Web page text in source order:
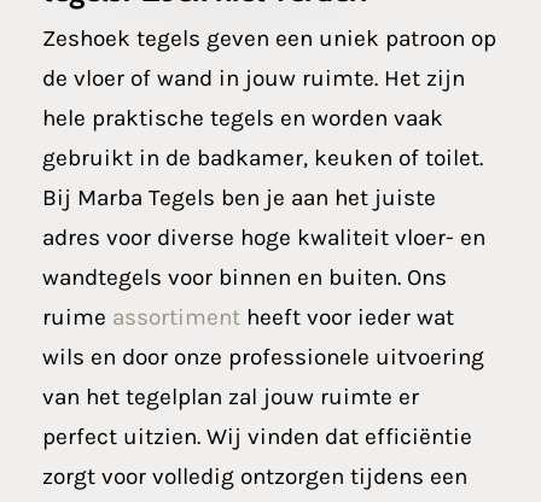
Zeshoek tegels geven een uniek patroon op
de vloer of wand in jouw ruimte. Het zijn
hele praktische tegels en worden vaak
gebruikt in de badkamer, keuken of toilet.
Bij Marba Tegels ben je aan het juiste
adres voor diverse hoge kwaliteit vloer- en
wandtegels voor binnen en buiten. Ons
ruime assortimentheeft voor ieder wat
wils en door onze professionele uitvoering
van het tegelplan zal jouw ruimte er
perfect uitzien. Wij vinden dat efficiëntie
zorgt voor volledig ontzorgen tijdens een